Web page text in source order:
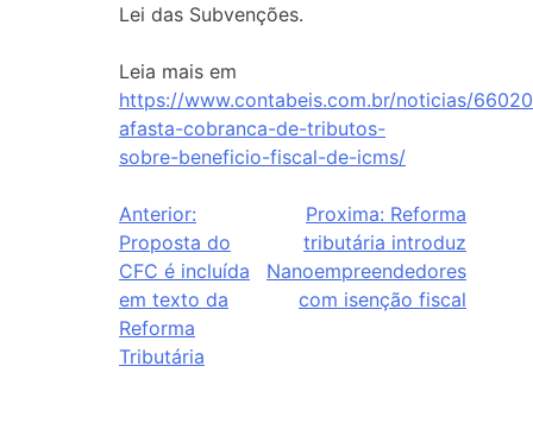
Lei das Subvenções.
Leia mais em
https://www.contabeis.com.br/noticias/
afasta-cobranca-de-tributos-
sobre-beneficio-fiscal-de-icms/
Anterior:
Proposta do
CFC é incluída
em texto da
Reforma
Tributária
Proxima: Reforma
tributária introduz
Nanoempreendedores
com isenção fiscal